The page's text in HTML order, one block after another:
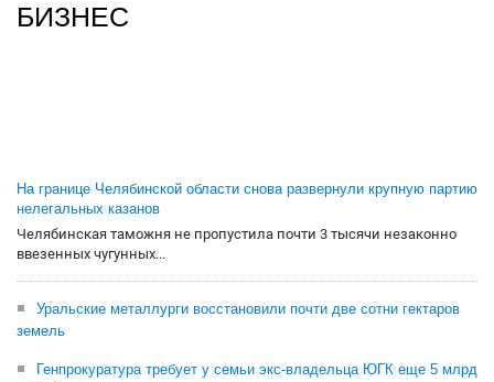
БИЗНЕС
На границе Челябинской области снова развернули крупную партию
нелегальных казанов
Челябинская таможня не пропустила почти 3 тысячи незаконно
ввезенных чугунных...
Уральские металлурги восстановили почти две сотни гектаров
земель
Генпрокуратура требует у семьи экс-владельца ЮГК еще 5 млрд